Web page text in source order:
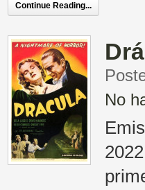
Continue Reading...
No